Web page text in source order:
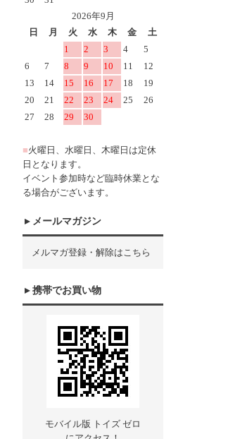
■火曜日、水曜日、木曜日は定休
日となります。
イベント参加時など臨時休業とな
る場合がございます。
メールマガジン
メルマガ登録・解除はこちら
携帯でお買い物
モバイル版 トイズ ゼロ